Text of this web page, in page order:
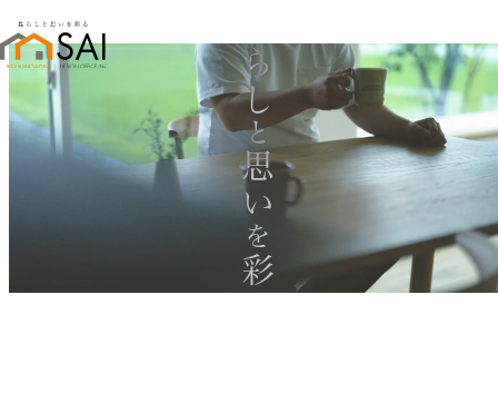
暮らし
と
思い
を
彩る